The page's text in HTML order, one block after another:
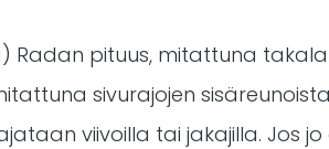
Radan pituus, mitattuna
sivurajojen
viivoilla tai jakajilla. Jos